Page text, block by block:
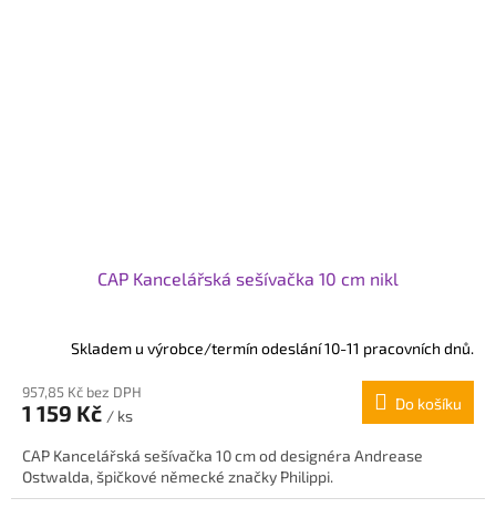
CAP Kancelářská sešívačka 10 cm nikl
Skladem u výrobce/termín odeslání 10-11 pracovních dnů.
957,85 Kč bez DPH
1 159 Kč / ks
Do košíku
CAP Kancelářská sešívačka 10 cm od designéra Andrease
Ostwalda, špičkové německé značky Philippi.